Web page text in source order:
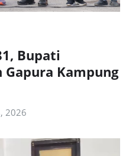
Bupati
Gapura Kampung
2026